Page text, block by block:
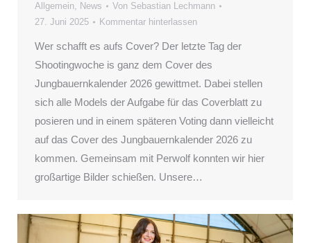
Allgemein, News Von Sebastian Lechmann
27. Juni 2025
Kommentar hinterlassen
Wer schafft es aufs Cover? Der letzte Tag der
Shootingwoche is ganz dem Cover des
Jungbauernkalender 2026 gewittmet. Dabei stellen
sich alle Models der Aufgabe für das Coverblatt zu
posieren und in einem späteren Voting dann vielleicht
auf das Cover des Jungbauernkalender 2026 zu
kommen. Gemeinsam mit Perwolf konnten wir hier
großartige Bilder schießen. Unsere…